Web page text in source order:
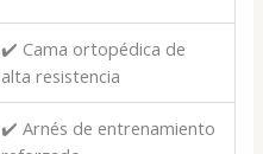
✔️ Cama ortopédica de
alta resistencia
✔️ Arnés de entrenamiento